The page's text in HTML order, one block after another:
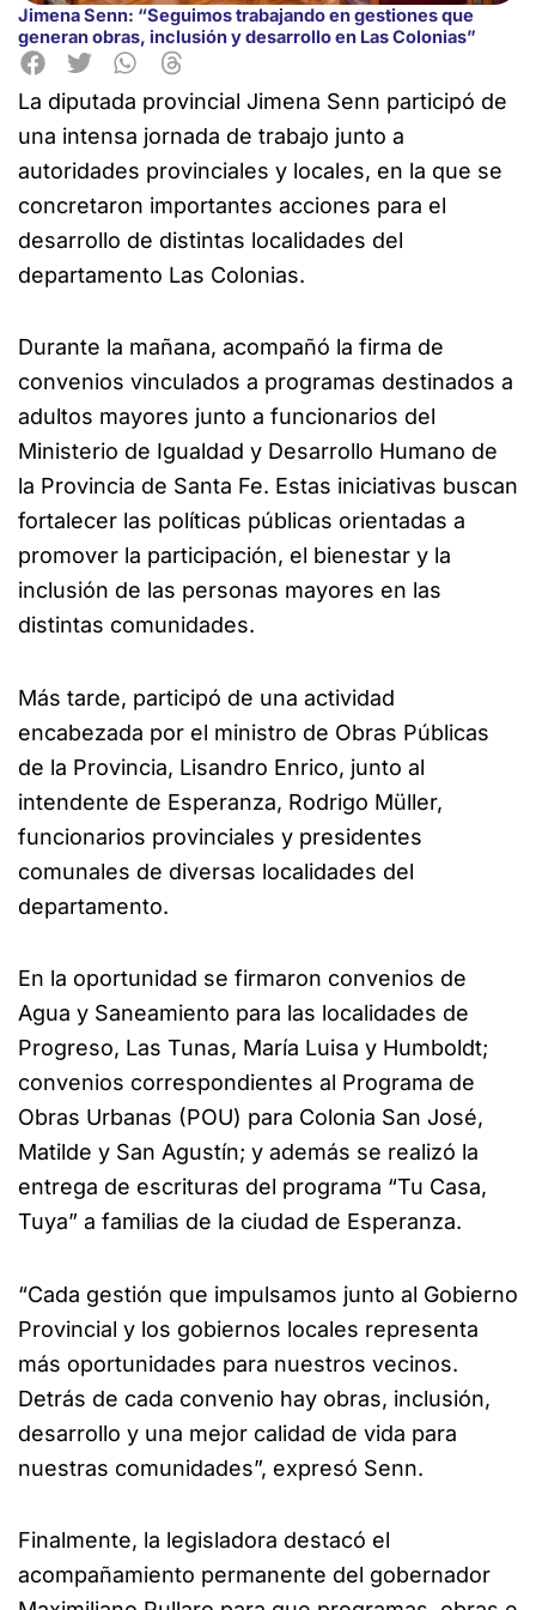
Jimena Senn: “Seguimos trabajando en gestiones que
generan obras, inclusión y desarrollo en Las Colonias”
La diputada provincial Jimena Senn participó de
una intensa jornada de trabajo junto a
autoridades provinciales y locales, en la que se
concretaron importantes acciones para el
desarrollo de distintas localidades del
departamento Las Colonias.
Durante la mañana, acompañó la firma de
convenios vinculados a programas destinados a
adultos mayores junto a funcionarios del
Ministerio de Igualdad y Desarrollo Humano de
la Provincia de Santa Fe. Estas iniciativas buscan
fortalecer las políticas públicas orientadas a
promover la participación, el bienestar y la
inclusión de las personas mayores en las
distintas comunidades.
Más tarde, participó de una actividad
encabezada por el ministro de Obras Públicas
de la Provincia, Lisandro Enrico, junto al
intendente de Esperanza, Rodrigo Müller,
funcionarios provinciales y presidentes
comunales de diversas localidades del
departamento.
En la oportunidad se firmaron convenios de
Agua y Saneamiento para las localidades de
Progreso, Las Tunas, María Luisa y Humboldt;
convenios correspondientes al Programa de
Obras Urbanas (POU) para Colonia San José,
Matilde y San Agustín; y además se realizó la
entrega de escrituras del programa “Tu Casa,
Tuya” a familias de la ciudad de Esperanza.
“Cada gestión que impulsamos junto al Gobierno
Provincial y los gobiernos locales representa
más oportunidades para nuestros vecinos.
Detrás de cada convenio hay obras, inclusión,
desarrollo y una mejor calidad de vida para
nuestras comunidades”, expresó Senn.
Finalmente, la legisladora destacó el
acompañamiento permanente del gobernador